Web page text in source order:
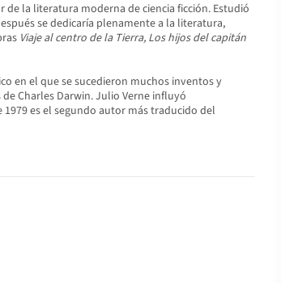
de la literatura moderna de ciencia ficción. Estudió
se dedicaría plenamente a la literatura,
Viaje al centro de la Tierra, Los hijos del capitán
en el que se sucedieron muchos inventos y
Charles Darwin. Julio Verne influyó
es el segundo autor más traducido del